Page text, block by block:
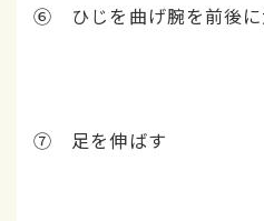
⑥ ひじを曲げ腕を前後に
➆ 足を伸ばす